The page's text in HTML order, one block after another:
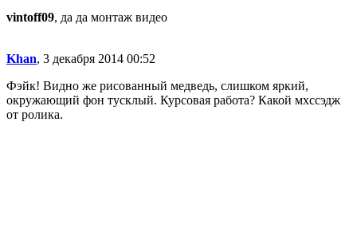
vintoff09, да да монтаж видео
Khan, 3 декабря 2014 00:52
Фэйк! Видно же рисованный медведь, слишком яркий,
окружающий фон тусклый. Курсовая работа? Какой мхссэдж
от ролика.